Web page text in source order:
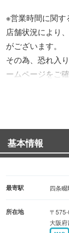
※営業時間に関す
店舗状況により
がございます。
その為、恐れ入
ームページをご
基本情報
最寄駅 四条畷
所在地
〒
大阪